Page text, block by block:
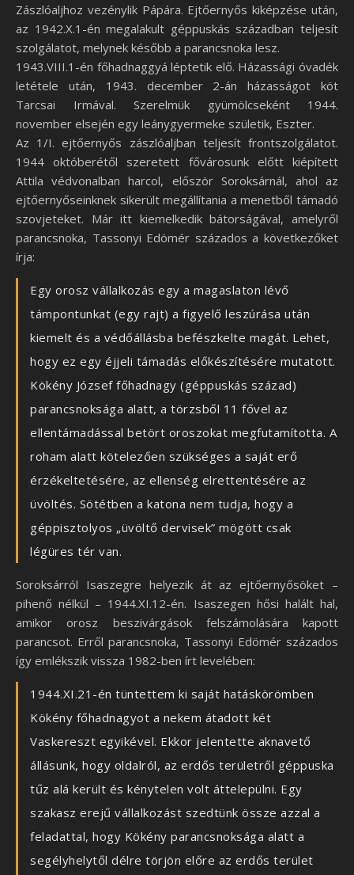
Zászlóaljhoz vezénylik Pápára. Ejtőernyős kiképzése után,
az 1942.X.1-én megalakult géppuskás században teljesít
szolgálatot, melynek később a parancsnoka lesz.
1943.VIII.1-én főhadnaggyá léptetik elő. Házassági óvadék
letétele után, 1943. december 2-án házasságot köt
Tarcsai Irmával. Szerelmük gyümölcseként 1944.
november elsején egy leánygyermeke születik, Eszter.
Az 1/I. ejtőernyős zászlóaljban teljesít frontszolgálatot.
1944 októberétől szeretett fővárosunk előtt kiépített
Attila védvonalban harcol, először Soroksárnál, ahol az
ejtőernyőseinknek sikerült megállítania a menetből támadó
szovjeteket. Már itt kiemelkedik bátorságával, amelyről
parancsnoka, Tassonyi Edömér százados a következőket
írja:
Egy orosz vállalkozás egy a magaslaton lévő
támpontunkat (egy rajt) a figyelő leszúrása után
kiemelt és a védőállásba befészkelte magát. Lehet,
hogy ez egy éjjeli támadás előkészítésére mutatott.
Kökény József főhadnagy (géppuskás század)
parancsnoksága alatt, a törzsből 11 fővel az
ellentámadással betört oroszokat megfutamította. A
roham alatt kötelezően szükséges a saját erő
érzékeltetésére, az ellenség elrettentésére az
üvöltés. Sötétben a katona nem tudja, hogy a
géppisztolyos „üvöltő dervisek” mögött csak
légüres tér van.
Soroksárról Isaszegre helyezik át az ejtőernyősöket –
pihenő nélkül – 1944.XI.12-én. Isaszegen hősi halált hal,
amikor orosz beszivárgások felszámolására kapott
parancsot. Erről parancsnoka, Tassonyi Edömér százados
így emlékszik vissza 1982-ben írt levelében:
1944.XI.21-én tüntettem ki saját hatáskörömben
Kökény főhadnagyot a nekem átadott két
Vaskereszt egyikével. Ekkor jelentette aknavető
állásunk, hogy oldalról, az erdős területről géppuska
tűz alá került és kénytelen volt áttelepülni. Egy
szakasz erejű vállalkozást szedtünk össze azzal a
feladattal, hogy Kökény parancsnoksága alatt a
segélyhelytől délre törjön előre az erdős terület